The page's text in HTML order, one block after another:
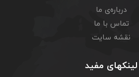
درباره‌ی ما
تماس با ما
نقشه سایت
لینکهای مفید